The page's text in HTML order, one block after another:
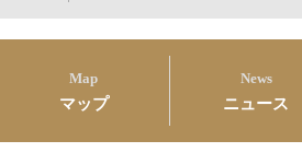
Map
マップ
News
ニュース